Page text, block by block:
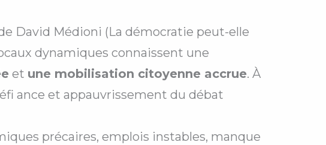
David Médioni (La démocratie peut-elle
dynamiques connaissent une
et une mobilisation citoyenne accrue. À
ance et appauvrissement du débat
précaires, emplois instables, manque